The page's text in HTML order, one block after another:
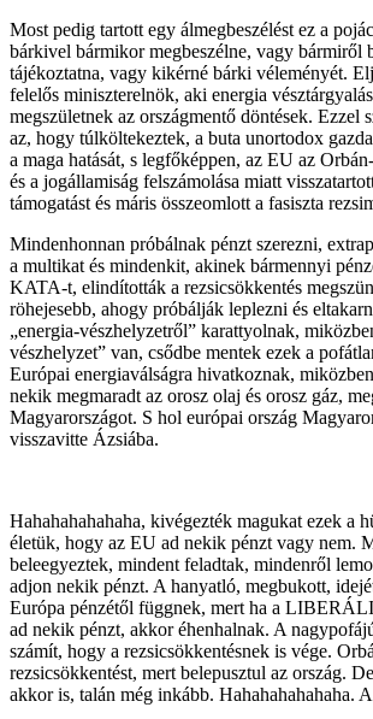
Most pedig tartott egy álmegbeszélést ez a
bárkivel bármikor megbeszélne, vagy bármiről
tájékoztatna, vagy kikérné bárki véleményét.
felelős miniszterelnök, aki energia
megszületnek az országmentő döntések. Ezzel
az, hogy túlköltekeztek, a buta unortodox
a maga hatását, s legfőképpen, az EU az
és a jogállamiság felszámolása miatt
támogatást és máris összeomlott a fasiszta
Mindenhonnan próbálnak pénzt szerezni,
a multikat és mindenkit, akinek bármennyi
KATA-t, elindították a rezsicsökkentés
röhejesebb, ahogy próbálják leplezni és
„energia-vészhelyzetről” karattyolnak,
vészhelyzet” van, csődbe mentek ezek a
Európai energiaválságra hivatkoznak,
nekik megmaradt az orosz olaj és orosz gáz,
Magyarországot. S hol európai ország
visszavitte Ázsiába.
Hahahahahahaha, kivégezték magukat ezek a
életük, hogy az EU ad nekik pénzt vagy nem.
beleegyeztek, mindent feladtak, mindenről
adjon nekik pénzt. A hanyatló, megbukott,
Európa pénzétől függnek, mert ha a
ad nekik pénzt, akkor éhenhalnak. A
számít, hogy a rezsicsökkentésnek is vége.
rezsicsökkentést, mert belepusztul az ország.
akkor is, talán még inkább. Hahahahahahaha.